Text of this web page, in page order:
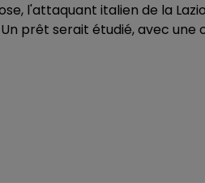
l'attaquant italien de la
Un prêt serait étudié, avec